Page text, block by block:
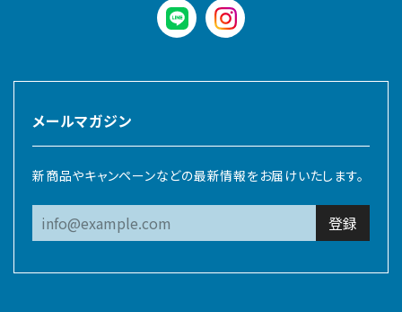
LINE instagram
メールマガジン
新商品やキャンペーンなどの最新情報をお届けいたします。
登録